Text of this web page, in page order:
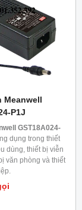
Meanwell
P1J
GST18A024-
dụng trong thiết
dùng, thiết bị viễn
văn phòng và thiết